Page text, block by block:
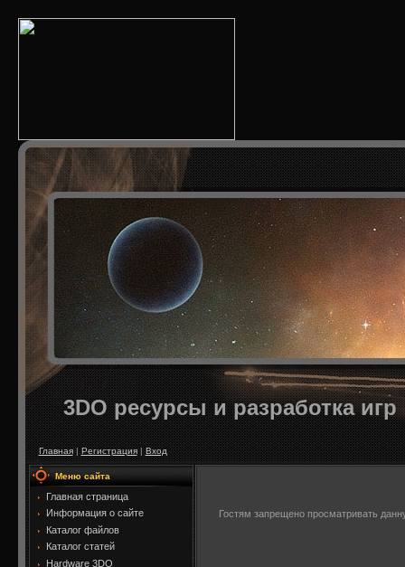
3DO ресурсы и разработка игр
Главная|Регистрация|Вход
Меню сайта
Главная страница
Информация о сайте
Каталог файлов
Каталог статей
Hardware 3DO
Гостям запрещено просматривать